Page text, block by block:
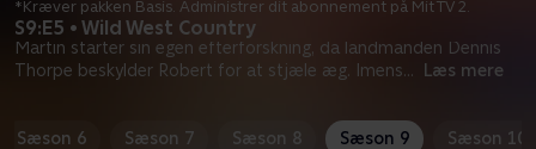
S9:E5 • Wild West Country
Martin starter sin egen efterforskning, da landmanden Dennis
Thorpe beskylder Robert for at stjæle æg. Imens... Læs mere
*Kræver pakken Basis. Administrer dit abonnement på Mit TV 2.
Sæson 6 Sæson 7 Sæson 8 Sæson 9 Sæson 10